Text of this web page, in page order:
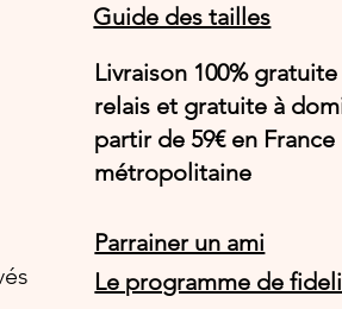
Guide des tailles
Livraison 100%
relais et gratuite à
partir de 59€ en France
métropolitaine
Parrainer un ami
Le programme de